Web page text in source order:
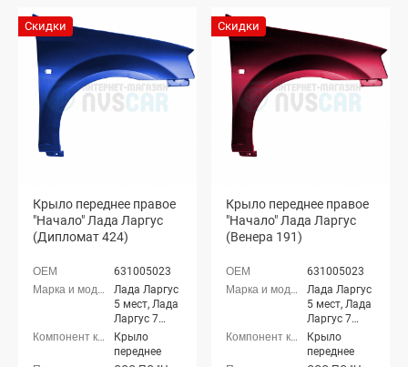
Скидки
Крыло переднее правое
"Начало" Лада Ларгус
(Дипломат 424)
631005023
Лада Ларгус
5 мест, Лада
Ларгус 7
мест
Крыло
переднее
Скидки
Крыло переднее правое
"Начало" Лада Ларгус
(Венера 191)
631005023
Лада Ларгус
5 мест, Лада
Ларгус 7
мест
Крыло
переднее